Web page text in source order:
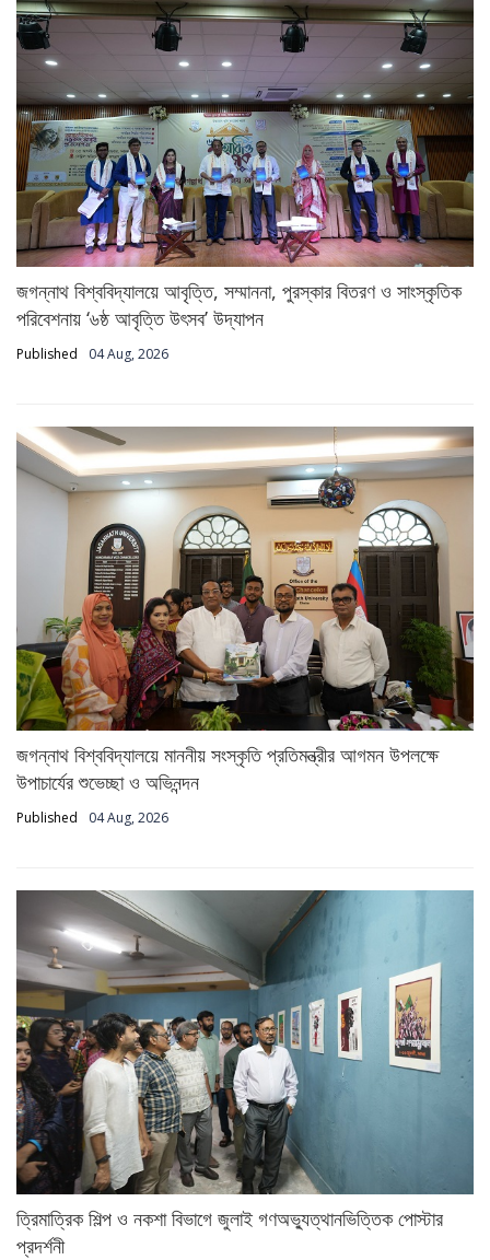
জগন্নাথ বিশ্ববিদ্যালয়ে আবৃত্তি, সম্মাননা, পুরস্কার বিতরণ ও সাংস্কৃতিক
পরিবেশনায় ‘৬ষ্ঠ আবৃত্তি উৎসব’ উদ্‌যাপন
Published 04 Aug, 2026
জগন্নাথ বিশ্ববিদ্যালয়ে মাননীয় সংস্কৃতি প্রতিমন্ত্রীর আগমন উপলক্ষে
উপাচার্যের শুভেচ্ছা ও অভিনন্দন
Published 04 Aug, 2026
ত্রিমাত্রিক শিল্প ও নকশা বিভাগে জুলাই গণঅভ্যুত্থানভিত্তিক পোস্টার
প্রদর্শনী